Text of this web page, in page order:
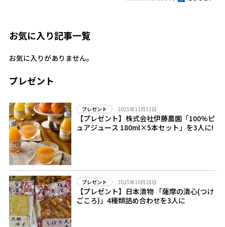
お気に入り記事一覧
お気に入りがありません。
プレゼント
プレゼント 2025年11月11日
【プレゼント】株式会社伊藤農園「100%ピ
ュアジュース 180ml×5本セット」を3人に!
プレゼント 2025年10月28日
【プレゼント】日本漬物 「薩摩の漬心(つけ
ごころ)」4種類詰め合わせを3人に